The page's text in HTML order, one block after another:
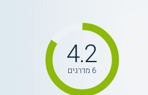
4.2
6 מדרגים